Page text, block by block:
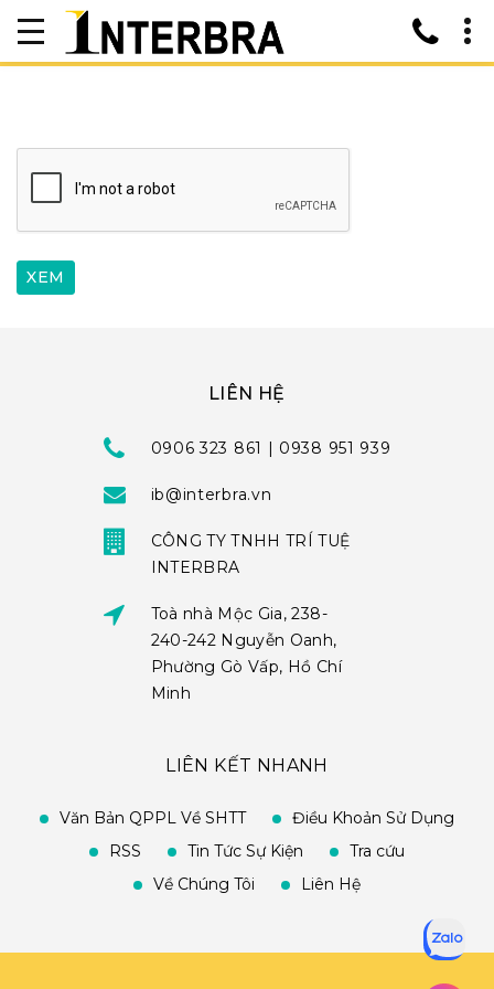
LIÊN HỆ
0906 323 861 | 0938 951 939
ib@interbra.vn
CÔNG TY TNHH TRÍ TUỆ
INTERBRA
Toà nhà Mộc Gia, 238-
240-242 Nguyễn Oanh,
Phường Gò Vấp, Hồ Chí
Minh
LIÊN KẾT NHANH
Văn Bản QPPL Về SHTT
Điều Khoản Sử Dụng
RSS
Tin Tức Sự Kiện
Tra cứu
Về Chúng Tôi
Liên Hệ